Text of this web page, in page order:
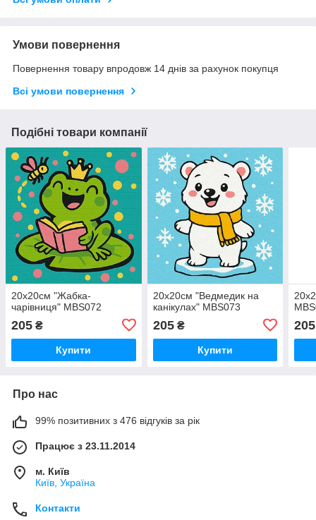
Умови повернення
Повернення товару впродовж 14 днів за рахунок покупця
Всі умови повернення
Подібні товари компанії
20x20см "Жабка-
чарівниця" MBS072
205 ₴
Купити
20x20см "Ведмедик на
канікулах" MBS073
205₴
Купити
205
Про нас
99% позитивних з 476 відгуків за рік
Працює з 23.11.2014
м. Київ
Київ, Україна
Контакти